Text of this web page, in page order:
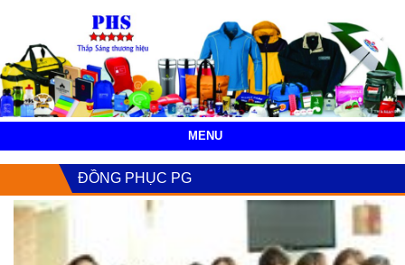
MENU
ĐỒNG PHỤC PG